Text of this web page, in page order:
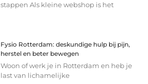
stappen Als kleine webshop is het
Fysio Rotterdam: deskundige hulp bij pijn,
herstel en beter bewegen
Woon of werk je in Rotterdam en heb je
last van lichamelijke